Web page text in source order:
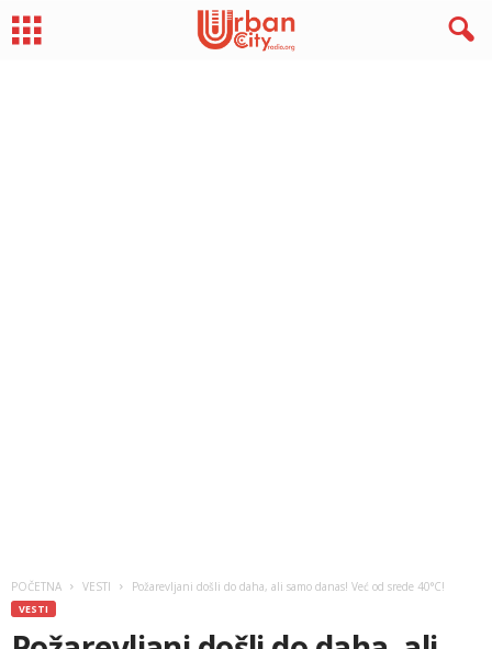
POČETNA VESTI Požarevljani došli do daha, ali samo danas! Već od srede 40°C!
VESTI